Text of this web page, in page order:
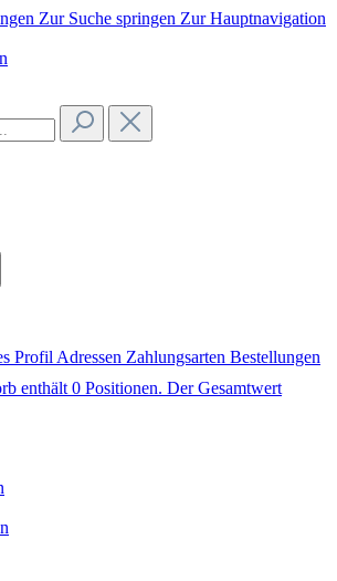
Zur Suche springen Zur Hauptnavigation
Profil Adressen Zahlungsarten Bestellungen
enthält 0 Positionen. Der Gesamtwert